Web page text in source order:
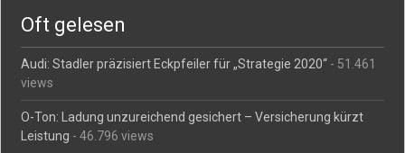
Oft gelesen
Audi: Stadler präzisiert Eckpfeiler für „Strategie 2020“ - 51.461
views
O-Ton: Ladung unzureichend gesichert – Versicherung kürzt
Leistung - 46.796 views